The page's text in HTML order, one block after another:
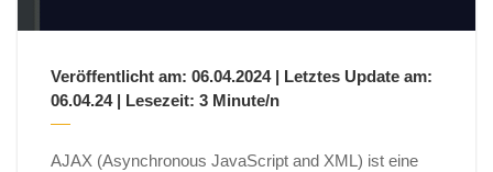
Veröffentlicht am: 06.04.2024 | Letztes Update am:
06.04.24 | Lesezeit: 3 Minute/n
AJAX (Asynchronous JavaScript and XML) ist eine